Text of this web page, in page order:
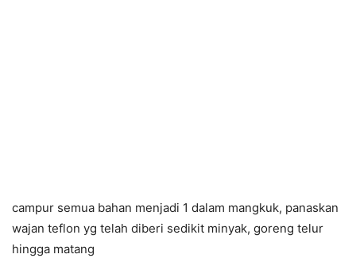
campur semua bahan menjadi 1 dalam mangkuk, panaskan
wajan teflon yg telah diberi sedikit minyak, goreng telur
hingga matang